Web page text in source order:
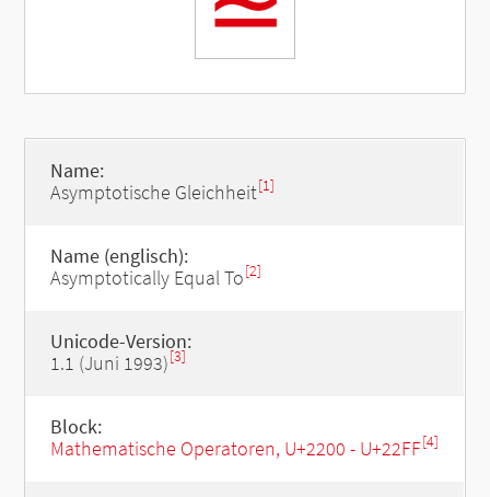
Name:
Asymptotische Gleichheit[1]
Name (englisch):
Asymptotically Equal To[2]
Unicode-Version:
1.1 (Juni 1993)[3]
Block:
Mathematische Operatoren, U+2200 - U+22FF[4]